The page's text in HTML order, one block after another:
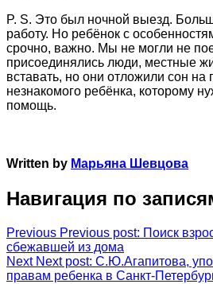
P. S. Это был ночной выезд.
работу. Но ребёнок с
срочно, важно. Мы не могли не
присоединялись люди, местные
вставать, но они отложили сон на
незнакомого ребёнка, которому
помощь.
Written by Марьяна Шевцова
Навигация по
Previous Previous post: Поиск
сбежавшей из дома
Next Next post: С.Ю.Агапитова,
правам ребенка в Санкт-